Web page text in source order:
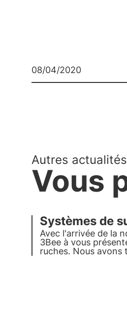
08/04/2020
Autres actualités
Vous
Systèmes de
Avec l'arrivée de la
3Bee à vous
ruches. Nous